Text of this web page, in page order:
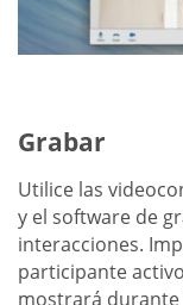
Grabar
Utilice las
y el software de
interacciones.
participante
mostrará